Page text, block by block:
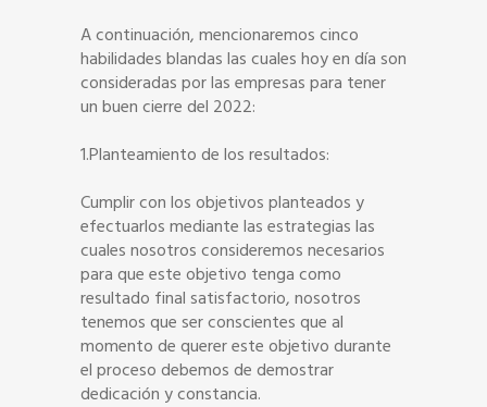
A continuación, mencionaremos cinco
habilidades blandas las cuales hoy en día son
consideradas por las empresas para tener
un buen cierre del 2022:
1.Planteamiento de los resultados:
Cumplir con los objetivos planteados y
efectuarlos mediante las estrategias las
cuales nosotros consideremos necesarios
para que este objetivo tenga como
resultado final satisfactorio, nosotros
tenemos que ser conscientes que al
momento de querer este objetivo durante
el proceso debemos de demostrar
dedicación y constancia.